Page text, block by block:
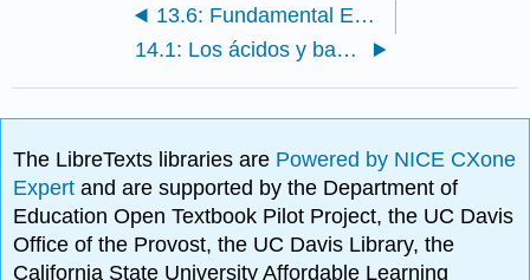
13.6: Fundamental Equilibrium Concepts (Exercises)
14.1: Los ácidos y bases de Brønsted-Lowry
The LibreTexts libraries are Powered by NICE CXone
Expertand are supported by the Department of
Education Open Textbook Pilot Project, the UC Davis
Office of the Provost, the UC Davis Library, the
California State University Affordable Learning